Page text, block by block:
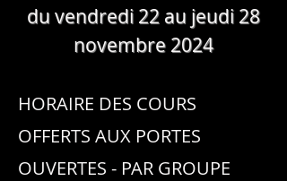
du vendredi 22 au jeudi 28
novembre 2024
HORAIRE DES COURS
OFFERTS AUX PORTES
OUVERTES - PAR GROUPE